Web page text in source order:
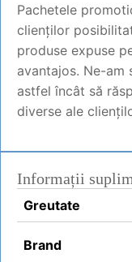
Pachetele
clienților
produse expuse
avantajos. Ne-am
astfel încât să
diverse ale
Informații
Greutate
Brand